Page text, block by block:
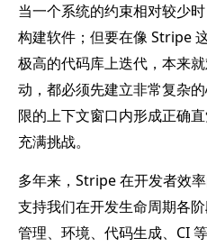
当一个系统的约束相对较少
构建软件；但要在像 Stripe
极高的代码库上迭代，本来
动，都必须先建立非常复杂
限的上下文窗口内形成正确
充满挑战。
多年来，Stripe 在开发者效
支持我们在开发生命周期各
管理、环境、代码生成、CI